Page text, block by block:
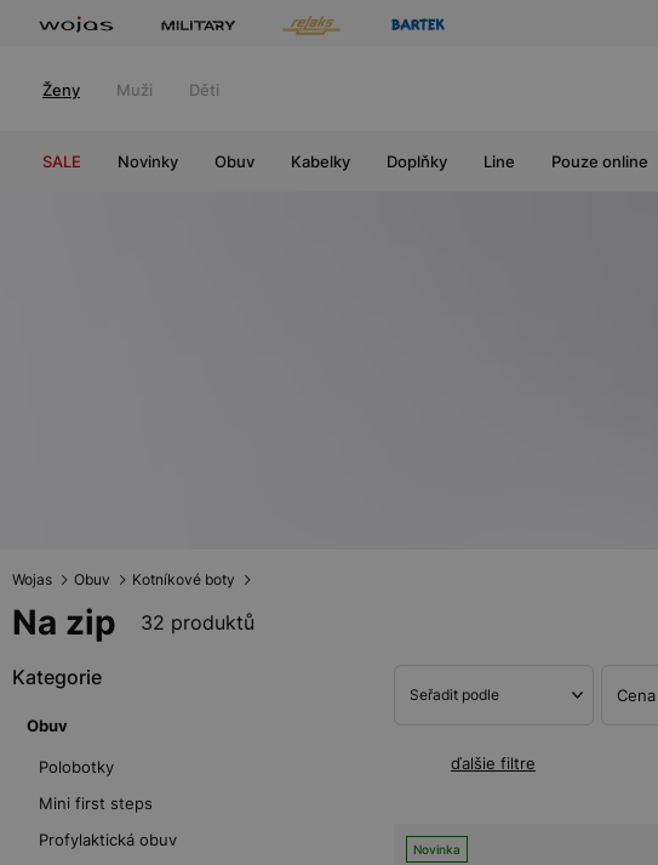
Ženy Muži Děti
SALE Novinky Obuv Kabelky Doplňky Line Pouze online
Wojas Obuv Kotníkové boty
Na zip 32 produktů
Kategorie
Obuv
Polobotky
Mini first steps
Profylaktická obuv
Seřadit podle Cena
ďalšie filtre
Novinka